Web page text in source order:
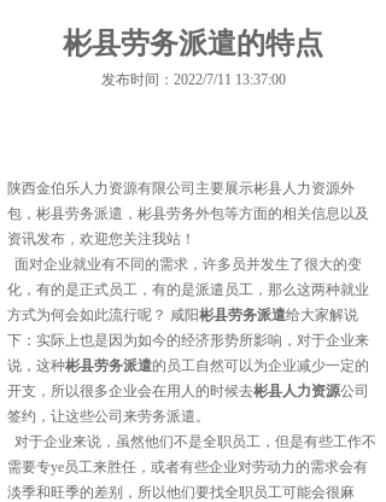
彬县劳务派遣的特点
发布时间：2022/7/11 13:37:00
陕西金伯乐人力资源有限公司主要展示彬县人力资源外
包 ，彬县劳务派遣，彬县劳务外包等方面的相关信息以及
资讯发布，欢迎您关注我站！
面对企业就业有不同的需求，许多员并发生了很大的变
化，有的是正式员工，有的是派遣员工，那么这两种就业
方式为何会如此流行呢？ 咸阳彬县劳务派遣给大家解说
下：实际上也是因为如今的经济形势所影响，对于企业来
说，这种彬县劳务派遣的员工自然可以为企业减少一定的
开支，所以很多企业会在用人的时候去彬县人力资源公司
签约，让这些公司来劳务派遣。
对于企业来说，虽然他们不是全职员工，但是有些工作不
需要专ye员工来胜任，或者有些企业对劳动力的需求会有
淡季和旺季的差别，所以他们要找全职员工可能会很麻